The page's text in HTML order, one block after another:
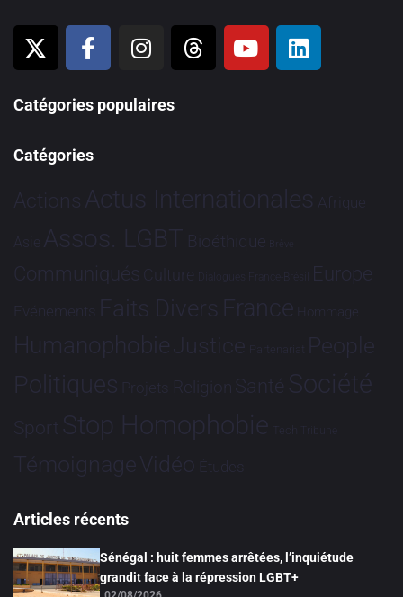
Catégories populaires
Catégories
Actions Actus Internationales Afrique
Asie Assos. LGBT Bioéthique Brève
Communiqués Culture Dialogues France-Brésil Europe
Evénements Faits Divers France Hommage
HumanophobieJustice Partenariat People
Politiques Projets Religion Santé Société
Sport Stop Homophobie Tech Tribune
TémoignageVidéo Études
Articles récents
Sénégal : huit femmes arrêtées, l’inquiétude
grandit face à la répression LGBT+